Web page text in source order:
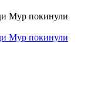
Мур покинули
Мур покинули